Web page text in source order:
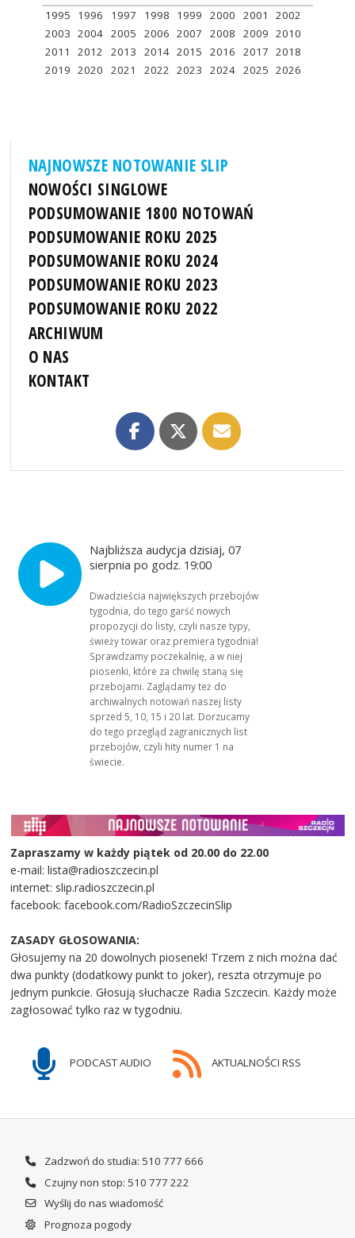
1995 1996 1997 1998 1999 2000 2001
2002
2003 2004 2005 2006 2007 2008 2009 2010
2011
2012 2013 2014 2015 2016 2017 2018
2019 2020 2021 2022 2023 2024 2025 2026
NAJNOWSZE NOTOWANIE SLIP
NOWOŚCI SINGLOWE
PODSUMOWANIE 1800 NOTOWAŃ
PODSUMOWANIE ROKU 2025
PODSUMOWANIE ROKU 2024
PODSUMOWANIE ROKU 2023
PODSUMOWANIE ROKU 2022
ARCHIWUM
O NAS
KONTAKT
Najbliższa audycja dzisiaj, 07
sierpnia po godz. 19:00
Dwadzieścia największych przebojów
tygodnia, do tego garść nowych
propozycji do listy, czyli nasze typy,
świeży towar oraz premiera tygodnia!
Sprawdzamy poczekalnię, a w niej
piosenki, które za chwilę staną się
przebojami. Zaglądamy też do
archiwalnych notowań naszej listy
sprzed 5, 10, 15 i 20 lat. Dorzucamy
do tego przegląd zagranicznych list
przebojów, czyli hity numer 1 na
świecie.
Zapraszamy w każdy piątek od 20.00 do 22.00
e-mail: lista@radioszczecin.pl
internet: slip.radioszczecin.pl
facebook: facebook.com/RadioSzczecinSlip
ZASADY GŁOSOWANIA:
Głosujemy na 20 dowolnych piosenek! Trzem z nich można dać
dwa punkty (dodatkowy punkt to joker), reszta otrzymuje po
jednym punkcie. Głosują słuchacze Radia Szczecin. Każdy może
zagłosować tylko raz w tygodniu.
PODCAST AUDIO AKTUALNOŚCI RSS
Zadzwoń do studia: 510 777 666
Czujny non stop: 510 777 222
Wyślij do nas wiadomość
Prognoza pogody